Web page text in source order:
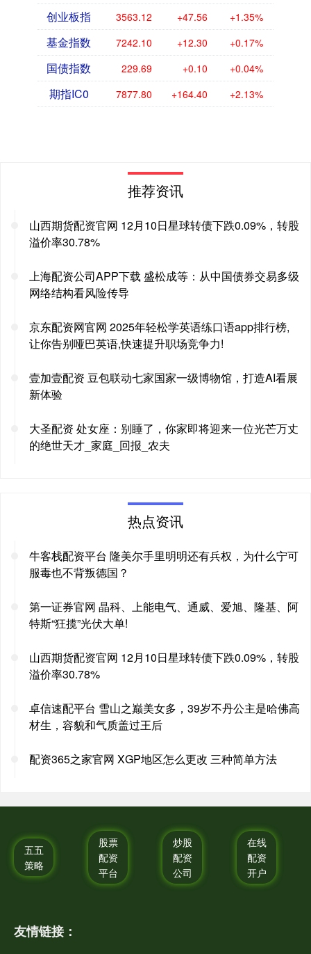
创业板指 3563.12 +47.56 +1.35%
基金指数 7242.10 +12.30 +0.17%
国债指数 229.69 +0.10 +0.04%
期指IC0 7877.80 +164.40 +2.13%
推荐资讯
山西期货配资官网 12月10日星球转债下跌0.09%，转股
溢价率30.78%
上海配资公司APP下载 盛松成等：从中国债券交易多级
网络结构看风险传导
京东配资网官网 2025年轻松学英语练口语app排行榜,
让你告别哑巴英语,快速提升职场竞争力!
壹加壹配资 豆包联动七家国家一级博物馆，打造AI看展
新体验
大圣配资 处女座：别睡了，你家即将迎来一位光芒万丈
的绝世天才_家庭_回报_农夫
热点资讯
牛客栈配资平台 隆美尔手里明明还有兵权，为什么宁可
服毒也不背叛德国？
第一证券官网 晶科、上能电气、通威、爱旭、隆基、阿
特斯“狂揽”光伏大单!
山西期货配资官网 12月10日星球转债下跌0.09%，转股
溢价率30.78%
卓信速配平台 雪山之巅美女多，39岁不丹公主是哈佛高
材生，容貌和气质盖过王后
配资365之家官网 XGP地区怎么更改 三种简单方法
五五
策略
股票
配资
平台
炒股
配资
公司
在线
配资
开户
友情链接：